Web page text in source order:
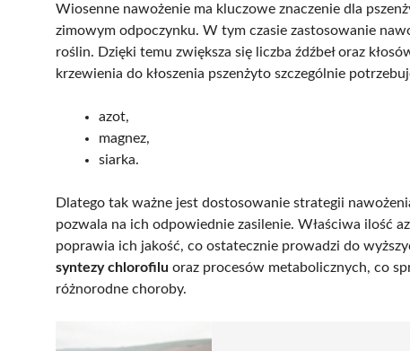
Wiosenne nawożenie ma kluczowe znaczenie dla
zimowym odpoczynku. W tym czasie zastosowanie
roślin. Dzięki temu zwiększa się liczba źdźbeł oraz
krzewienia do kłoszenia pszenżyto szczególnie
azot,
magnez,
siarka.
Dlatego tak ważne jest dostosowanie strategii
pozwala na ich odpowiednie zasilenie. Właściwa ilość
poprawia ich jakość, co ostatecznie prowadzi do
syntezy chlorofilu oraz procesów metabolicznych, co
różnorodne choroby.